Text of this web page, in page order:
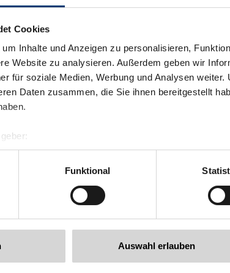
Cookies
Inhalte und Anzeigen zu personalisieren,
Website zu analysieren. Außerdem geben wir
für soziale Medien, Werbung und Analysen
Daten zusammen, die Sie ihnen bereitgestellt
GmbH & Co KG
Funktional
Auswahl erlauben